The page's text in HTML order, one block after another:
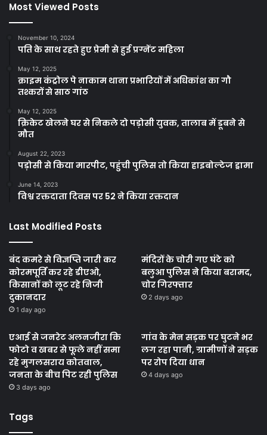
Most Viewed Posts
November 10, 2024
पति के साथ रहते हुए प्रेमी से हुई प्रग्नेंट महिला
May 12, 2025
क्राइम कंट्रोल पे नाकाम थाना प्रभारियों में अधिकांश का गौ
तश्करों से साठ गांठ
May 12, 2025
क्रिकेट खेलने घर से निकले दो पड़ोसी युवक, तालाब में डूबने से
मौत
August 22, 2023
पड़ोसी से किया मारपीट, पहुंची पुलिस तो किया हाइबोल्टेज ड्रामा
June 14, 2023
विश्व रक्तदाता दिवस पर 52 ने किया रक्तदान
Last Modified Posts
बंद कमरे से विज्ञप्ति जारी कर
कोरमपूर्ति कर रहे डीएओ,
किसानों को लूट रहे निजी
दुकानदार
1 day ago
मंदिरों के चोरी गए घंटे को
बलुआ पुलिस ने किया बरामद,
चोर गिरफ्तार
2 days ago
एआई से जनरेट अलनजीरा कि
फोटो व खबर से फूले नहीं समा
रहे मुगलसराय कोतवाल,
जनता के बीच पिट रही पुलिस
3 days ago
गांव के मेन सड़क पर घुटने भर
लग रहा पानी, ग्रामीणों ने सड़क
पर रोप दिया धान
4 days ago
Tags